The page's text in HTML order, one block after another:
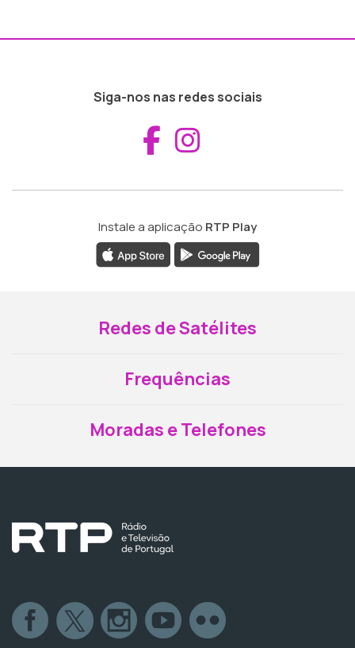
Siga-nos nas redes sociais
Aceder ao
Instale a aplicação RTP Play
Redes de Satélites
Frequências
Moradas e Telefones